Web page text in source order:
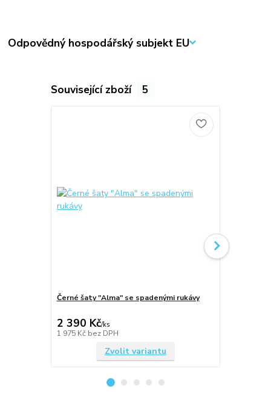
Odpovědný hospodářský subjekt EU
Související zboží 5
Černé šaty "Alma" se spadenými rukávy
2 390 Kč/ks
1 975 Kč bez DPH
Zvolit variantu